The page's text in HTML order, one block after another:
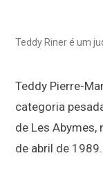
Teddy Riner é um
Teddy Pierre-
categoria
de Les Abymes,
de abril de 1989.